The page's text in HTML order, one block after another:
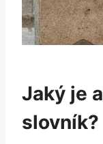
Jaký je
slovník?